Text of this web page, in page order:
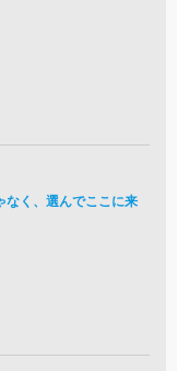
なく、選んでここに来